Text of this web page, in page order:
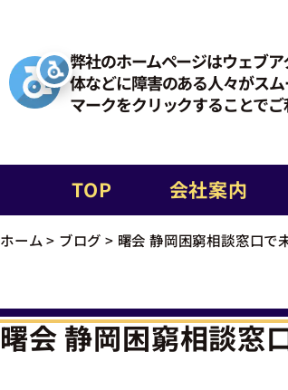
弊社のホームページはウェブ
体などに障害のある人々がスム
マークをクリックすることでご
TOP 会社案内
ホーム > ブログ > 曙会 静岡困窮相談窓口で
曙会 静岡困窮相談窓